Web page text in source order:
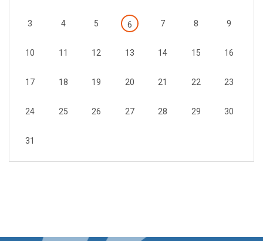
3 4 5 6 7 8 9
10 11 12 13 14 15 16
17 18 19 20 21 22 23
24 25 26 27 28 29 30
31